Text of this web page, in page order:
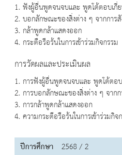
1. ฟังผู้อื่นพูดจนจบและ พูดโต้ตอบเกี่ย
2. บอกลักษณะของสิ่งต่าง ๆ จากการสั
3. กล้าพูดกล้าแสดงออก
4. กระตือรือร้นในการเข้าร่วมกิจกรรม
การวัดผลและประเมินผล
1. การฟังผู้อื่นพูดจนจบและ พูดโต้ตอบ
2. การบอกลักษณะของสิ่งต่าง ๆ จากก
3. การกล้าพูดกล้าแสดงออก
4. ความกระตือรือร้นในการเข้าร่วมกิจ
ปีการศึกษา 2568 / 2